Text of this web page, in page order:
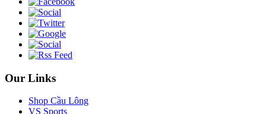
Our Links
Shop Cầu Lông
VS Sports